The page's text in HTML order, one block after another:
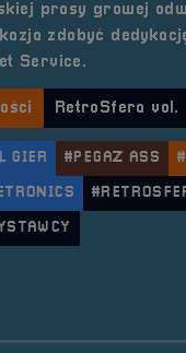
prasy growej
zdobyć
Service.
RetroSfera vol.
GIER #PEGAZ ASS
gość